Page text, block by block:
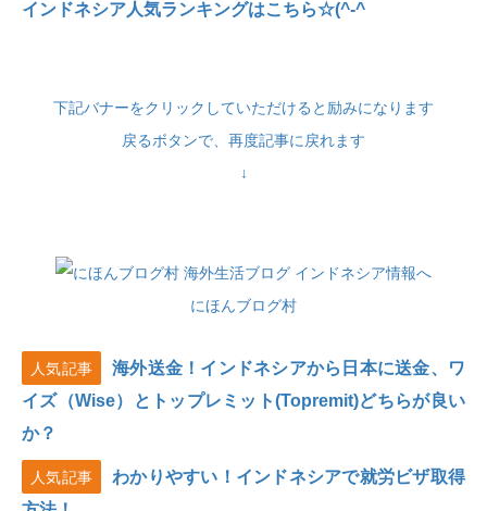
インドネシア人気ランキングはこちら☆(^-^
下記バナーをクリックしていただけると励みになります
戻るボタンで、再度記事に戻れます
↓
にほんブログ村
人気記事
海外送金！インドネシアから日本に送金、ワ
イズ（Wise）とトップレミット(Topremit)どちらが良い
か？
人気記事
わかりやすい！インドネシアで就労ビザ取得